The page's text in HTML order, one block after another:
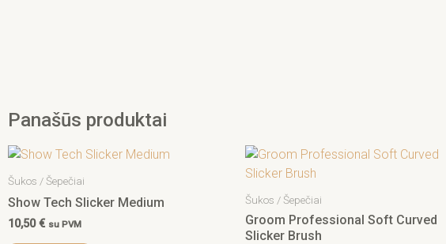
Panašūs produktai
Šukos / Šepečiai
Show Tech Slicker Medium
10,50€ su PVM
Šukos / Šepečiai
Groom Professional Soft Curved
Slicker Brush